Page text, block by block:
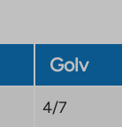
Golv
4/7